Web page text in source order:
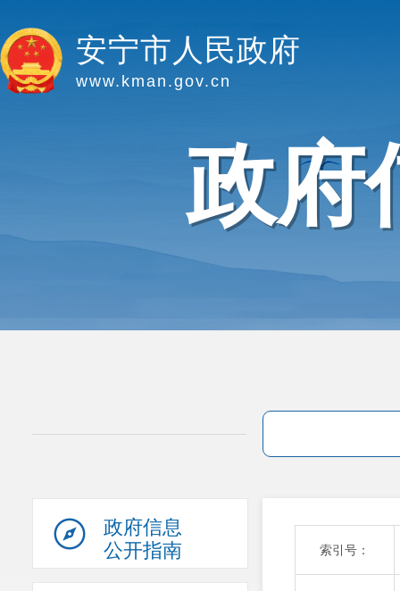
安宁市人民政府
www.kman.gov.cn
政府
政府信息
公开指南
索引号：